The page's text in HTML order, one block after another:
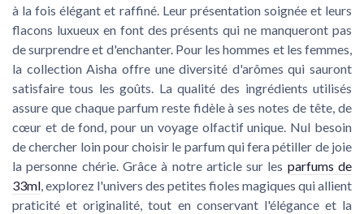
à la fois élégant et raffiné. Leur présentation soignée et leurs
flacons luxueux en font des présents qui ne manqueront pas
de surprendre et d'enchanter. Pour les hommes et les femmes,
la collection Aisha offre une diversité d'arômes qui sauront
satisfaire tous les goûts. La qualité des ingrédients utilisés
assure que chaque parfum reste fidèle à ses notes de tête, de
cœur et de fond, pour un voyage olfactif unique. Nul besoin
de chercher loin pour choisir le parfum qui fera pétiller de joie
la personne chérie. Grâce à notre article sur les parfums de
33ml, explorez l'univers des petites fioles magiques qui allient
praticité et originalité, tout en conservant l'élégance et la